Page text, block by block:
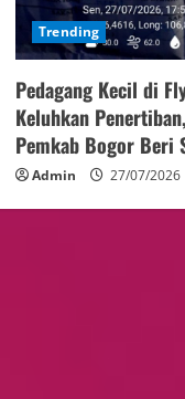
Trending
Pedagang Kecil di
Keluhkan
Pemkab Bogor Beri
Admin 27/07/2026